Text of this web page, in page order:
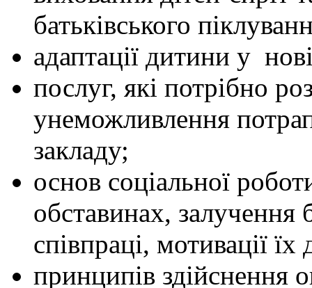
батьківського
адаптації дитини у
послуг, які потрібно
унеможливлення
закладу;
основ соціальної
обставинах, залучення
співпраці, мотивації їх
принципів здійснення